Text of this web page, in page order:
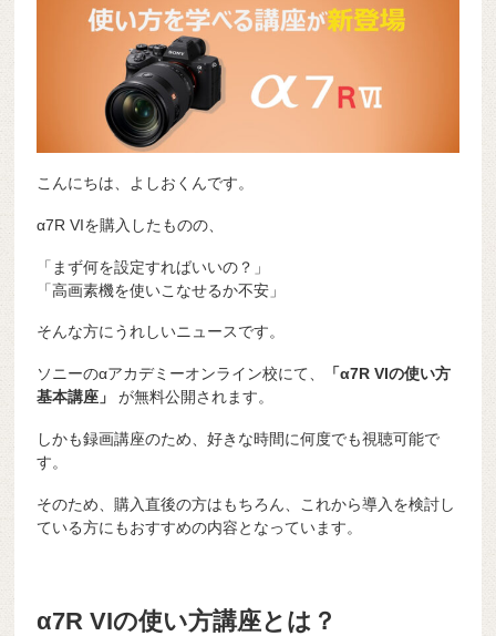
こんにちは、よしおくんです。
α7R VIを購入したものの、
「まず何を設定すればいいの？」
「高画素機を使いこなせるか不安」
そんな方にうれしいニュースです。
ソニーのαアカデミーオンライン校にて、
「α7R VIの使い方
基本講座」
が無料公開されます。
しかも録画講座のため、好きな時間に何度でも視聴可能で
す。
そのため、購入直後の方はもちろん、これから導入を検討し
ている方にもおすすめの内容となっています。
α7R VIの使い方講座とは？